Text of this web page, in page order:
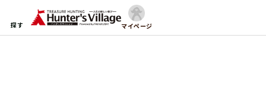
探す マイページ